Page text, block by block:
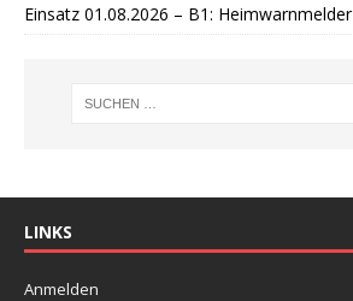
Einsatz 01.08.2026 – B1: Heimwarnmelder
LINKS
Anmelden